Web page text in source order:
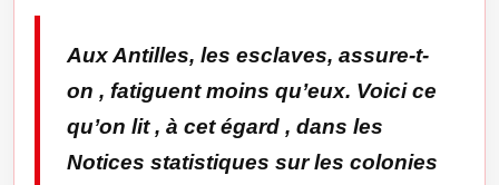
Aux Antilles, les esclaves, assure-t-
on , fatiguent moins qu’eux. Voici ce
qu’on lit , à cet égard , dans les
Notices statistiques sur les colonies